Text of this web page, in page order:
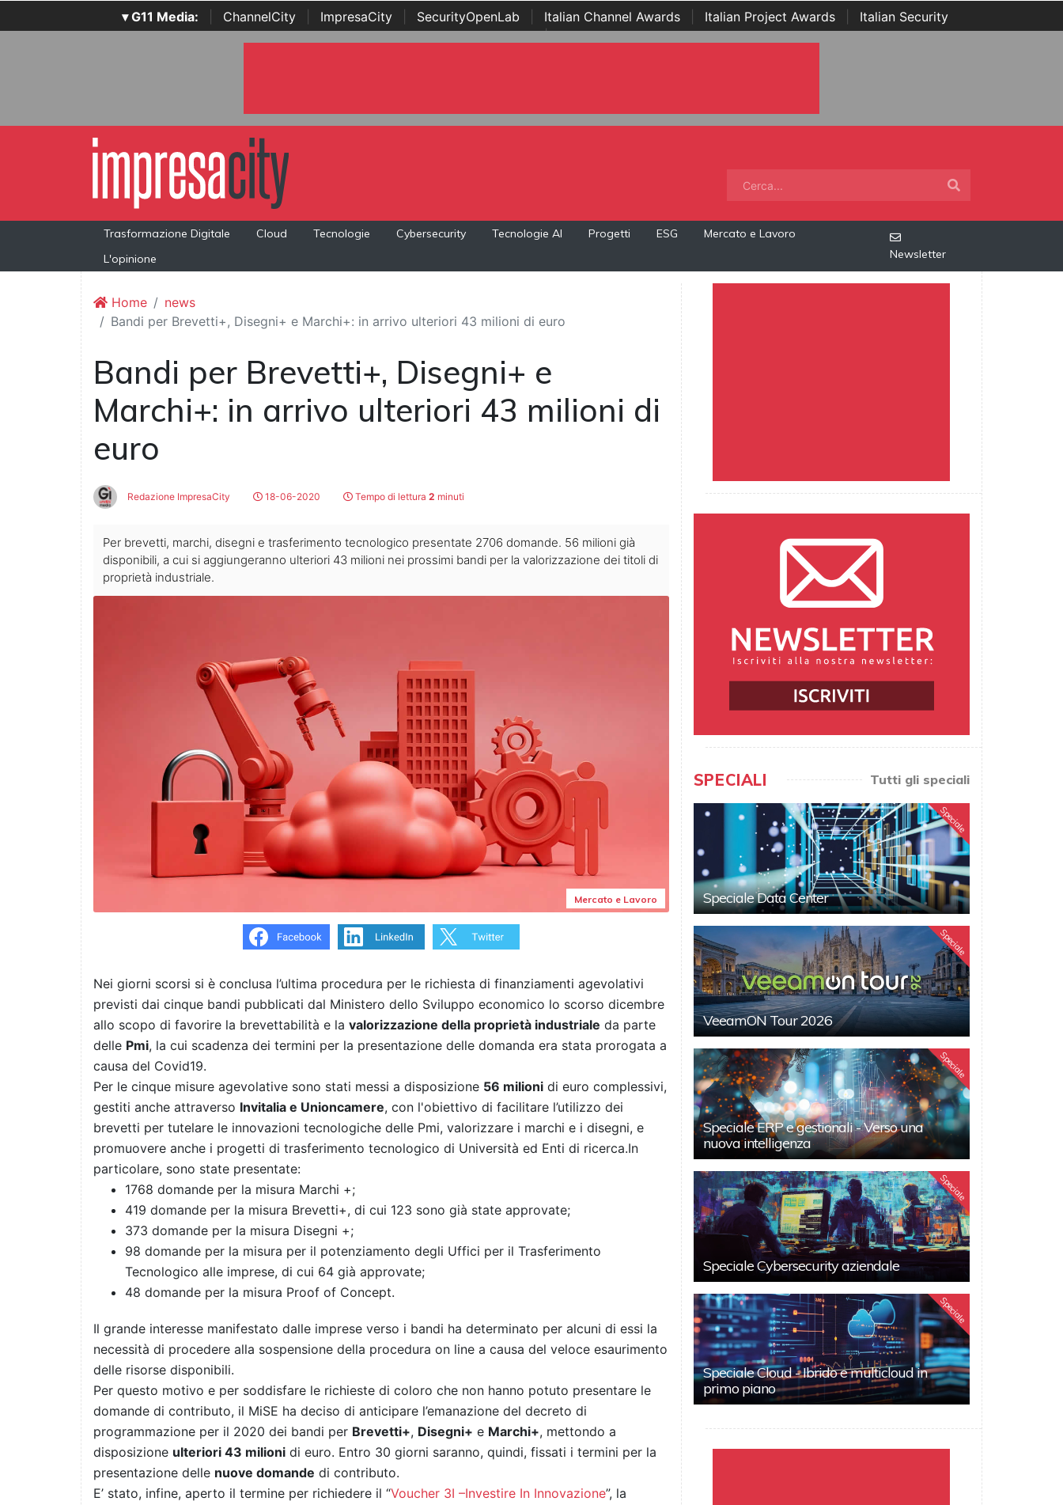
▾ G11 Media: ChannelCity ImpresaCity SecurityOpenLab Italian Channel Awards Italian Project Awards
Italian Security
Awards | ...
Trasformazione Digitale Cloud Tecnologie Cybersecurity Tecnologie AI Progetti ESG
Mercato e Lavoro
L'opinione
Newsletter
Home
news
Bandi per Brevetti+, Disegni+ e Marchi+: in arrivo ulteriori 43 milioni di euro
Bandi per Brevetti+, Disegni+ e
Marchi+: in arrivo ulteriori 43 milioni di
euro
Redazione ImpresaCity 18-06-2020 Tempo di lettura 2 minuti
Per brevetti, marchi, disegni e trasferimento tecnologico presentate 2706 domande. 56 milioni già
disponibili, a cui si aggiungeranno ulteriori 43 milioni nei prossimi bandi per la valorizzazione dei titoli di
proprietà industriale.
Mercato e Lavoro
Nei giorni scorsi si è conclusa l’ultima procedura per le richiesta di finanziamenti agevolativi
previsti dai cinque bandi pubblicati dal Ministero dello Sviluppo economico lo scorso dicembre
allo scopo di favorire la brevettabilità e la valorizzazione della proprietà industriale da parte
delle Pmi, la cui scadenza dei termini per la presentazione delle domanda era stata prorogata a
causa del Covid19.
Per le cinque misure agevolative sono stati messi a disposizione 56 milioni di euro complessivi,
gestiti anche attraverso Invitalia e Unioncamere, con l'obiettivo di facilitare l’utilizzo dei
brevetti per tutelare le innovazioni tecnologiche delle Pmi, valorizzare i marchi e i disegni, e
promuovere anche i progetti di trasferimento tecnologico di Università ed Enti di ricerca.In
particolare, sono state presentate:
1768 domande per la misura Marchi +;
419 domande per la misura Brevetti+, di cui 123 sono già state approvate;
373 domande per la misura Disegni +;
98 domande per la misura per il potenziamento degli Uffici per il Trasferimento
Tecnologico alle imprese, di cui 64 già approvate;
48 domande per la misura Proof of Concept.
Il grande interesse manifestato dalle imprese verso i bandi ha determinato per alcuni di essi la
necessità di procedere alla sospensione della procedura on line a causa del veloce esaurimento
delle risorse disponibili.
Per questo motivo e per soddisfare le richieste di coloro che non hanno potuto presentare le
domande di contributo, il MiSE ha deciso di anticipare l’emanazione del decreto di
programmazione per il 2020 dei bandi per Brevetti+, Disegni+ e Marchi+, mettondo a
disposizione ulteriori 43 milioni di euro. Entro 30 giorni saranno, quindi, fissati i termini per la
presentazione delle nuove domande di contributo.
E’ stato, infine, aperto il termine per richiedere il “Voucher 3I –Investire In Innovazione”, la
SPECIALI Tutti gli speciali
Speciale
Speciale Data Center
Speciale
VeeamON Tour 2026
Speciale
Speciale ERP e gestionali - Verso una
nuova intelligenza
Speciale
Speciale Cybersecurity aziendale
Speciale
Speciale Cloud - Ibrido e multicloud in
primo piano